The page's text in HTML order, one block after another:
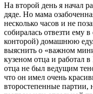
На второй день я начал
дяде. Но мама
несколько часов и не
собиралась отвезти ему
конторой) домашнюю
выяснить о «важном
кузеном отца и работал
отца не был ведущим
что он имел очень
второстепенные партии,